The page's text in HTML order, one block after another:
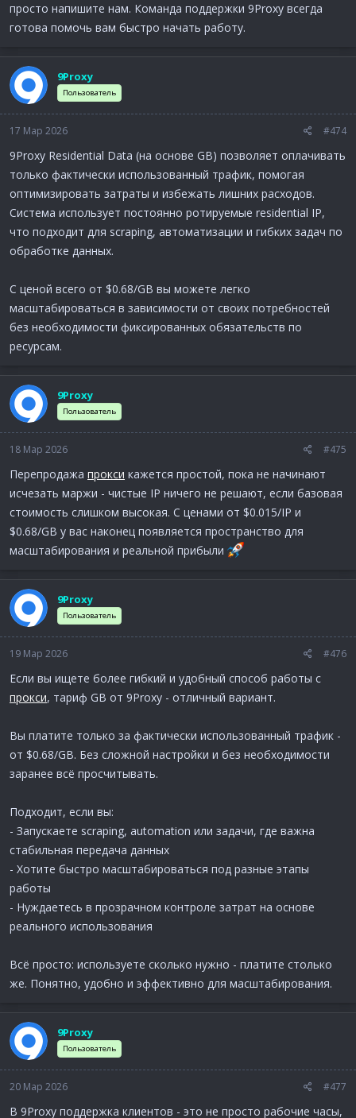
просто напишите нам. Команда поддержки 9Proxy всегда
готова помочь вам быстро начать работу.
9Proxy
Пользователь
17 Мар 2026 #474
9Proxy Residential Data (на основе GB) позволяет оплачивать
только фактически использованный трафик, помогая
оптимизировать затраты и избежать лишних расходов.
Система использует постоянно ротируемые residential IP,
что подходит для scraping, автоматизации и гибких задач по
обработке данных.
С ценой всего от $0.68/GB вы можете легко
масштабироваться в зависимости от своих потребностей
без необходимости фиксированных обязательств по
ресурсам.
9Proxy
Пользователь
18 Мар 2026 #475
Перепродажа прокси кажется простой, пока не начинают
исчезать маржи - чистые IP ничего не решают, если базовая
стоимость слишком высокая. С ценами от $0.015/IP и
$0.68/GB у вас наконец появляется пространство для
масштабирования и реальной прибыли
9Proxy
Пользователь
19 Мар 2026 #476
Если вы ищете более гибкий и удобный способ работы с
прокси, тариф GB от 9Proxy - отличный вариант.
Вы платите только за фактически использованный трафик -
от $0.68/GB. Без сложной настройки и без необходимости
заранее всё просчитывать.
Подходит, если вы:
- Запускаете scraping, automation или задачи, где важна
стабильная передача данных
- Хотите быстро масштабироваться под разные этапы
работы
- Нуждаетесь в прозрачном контроле затрат на основе
реального использования
Всё просто: используете сколько нужно - платите столько
же. Понятно, удобно и эффективно для масштабирования.
9Proxy
Пользователь
20 Мар 2026 #477
В 9Proxy поддержка клиентов - это не просто рабочие часы,